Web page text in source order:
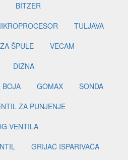
BITZER
TULJAVA
ŠPULE
VECAM
DIZNA
BOJA GOMAX
SONDA
ZA PUNJENJE
VENTILA
GRIJAČ ISPARIVAČA